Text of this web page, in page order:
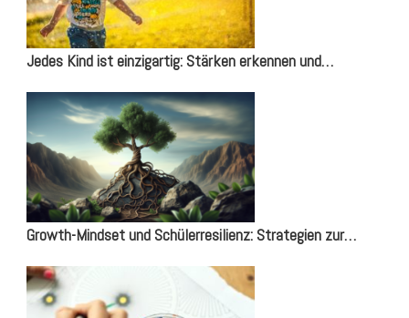
Jedes Kind ist einzigartig: Stärken erkennen und…
Growth-Mindset und Schülerresilienz: Strategien zur…